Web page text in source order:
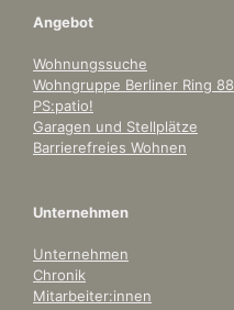
Angebot
Wohnungssuche
Wohngruppe Berliner Ring 88
PS:patio!
Garagen und Stellplätze
Barrierefreies Wohnen
Unternehmen
Unternehmen
Chronik
Mitarbeiter:innen